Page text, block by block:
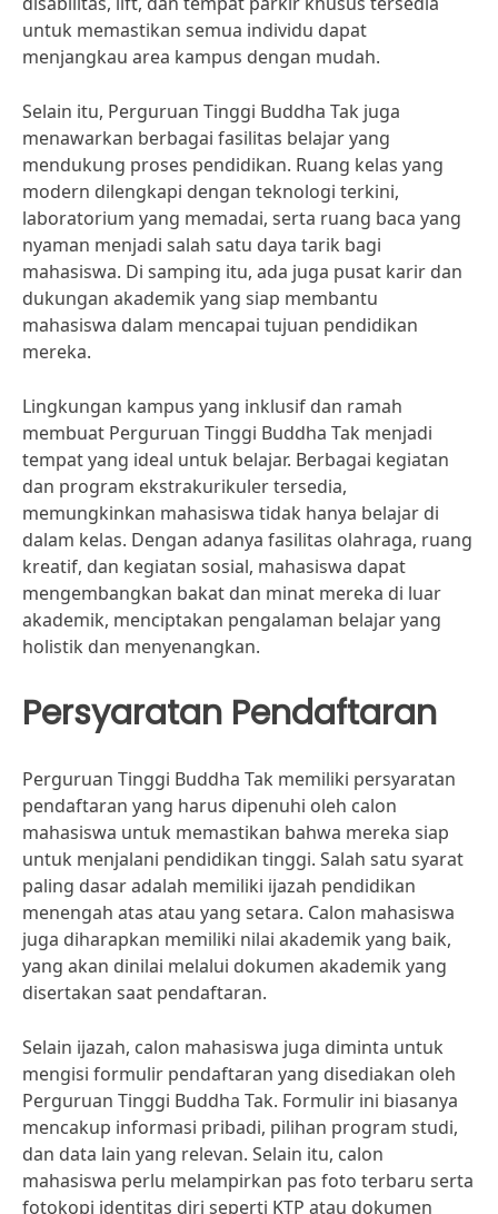
untuk memastikan semua individu dapat
menjangkau area kampus dengan mudah.
Selain itu, Perguruan Tinggi Buddha Tak juga
menawarkan berbagai fasilitas belajar yang
mendukung proses pendidikan. Ruang kelas yang
modern dilengkapi dengan teknologi terkini,
laboratorium yang memadai, serta ruang baca yang
nyaman menjadi salah satu daya tarik bagi
mahasiswa. Di samping itu, ada juga pusat karir dan
dukungan akademik yang siap membantu
mahasiswa dalam mencapai tujuan pendidikan
mereka.
Lingkungan kampus yang inklusif dan ramah
membuat Perguruan Tinggi Buddha Tak menjadi
tempat yang ideal untuk belajar. Berbagai kegiatan
dan program ekstrakurikuler tersedia,
memungkinkan mahasiswa tidak hanya belajar di
dalam kelas. Dengan adanya fasilitas olahraga, ruang
kreatif, dan kegiatan sosial, mahasiswa dapat
mengembangkan bakat dan minat mereka di luar
akademik, menciptakan pengalaman belajar yang
holistik dan menyenangkan.
Persyaratan Pendaftaran
Perguruan Tinggi Buddha Tak memiliki persyaratan
pendaftaran yang harus dipenuhi oleh calon
mahasiswa untuk memastikan bahwa mereka siap
untuk menjalani pendidikan tinggi. Salah satu syarat
paling dasar adalah memiliki ijazah pendidikan
menengah atas atau yang setara. Calon mahasiswa
juga diharapkan memiliki nilai akademik yang baik,
yang akan dinilai melalui dokumen akademik yang
disertakan saat pendaftaran.
Selain ijazah, calon mahasiswa juga diminta untuk
mengisi formulir pendaftaran yang disediakan oleh
Perguruan Tinggi Buddha Tak. Formulir ini biasanya
mencakup informasi pribadi, pilihan program studi,
dan data lain yang relevan. Selain itu, calon
mahasiswa perlu melampirkan pas foto terbaru serta
fotokopi identitas diri seperti KTP atau dokumen